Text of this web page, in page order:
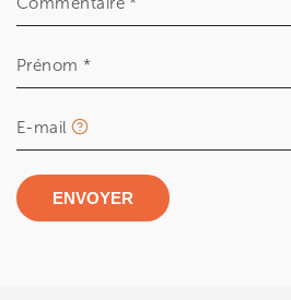
Prénom *
E-mail
ENVOYER